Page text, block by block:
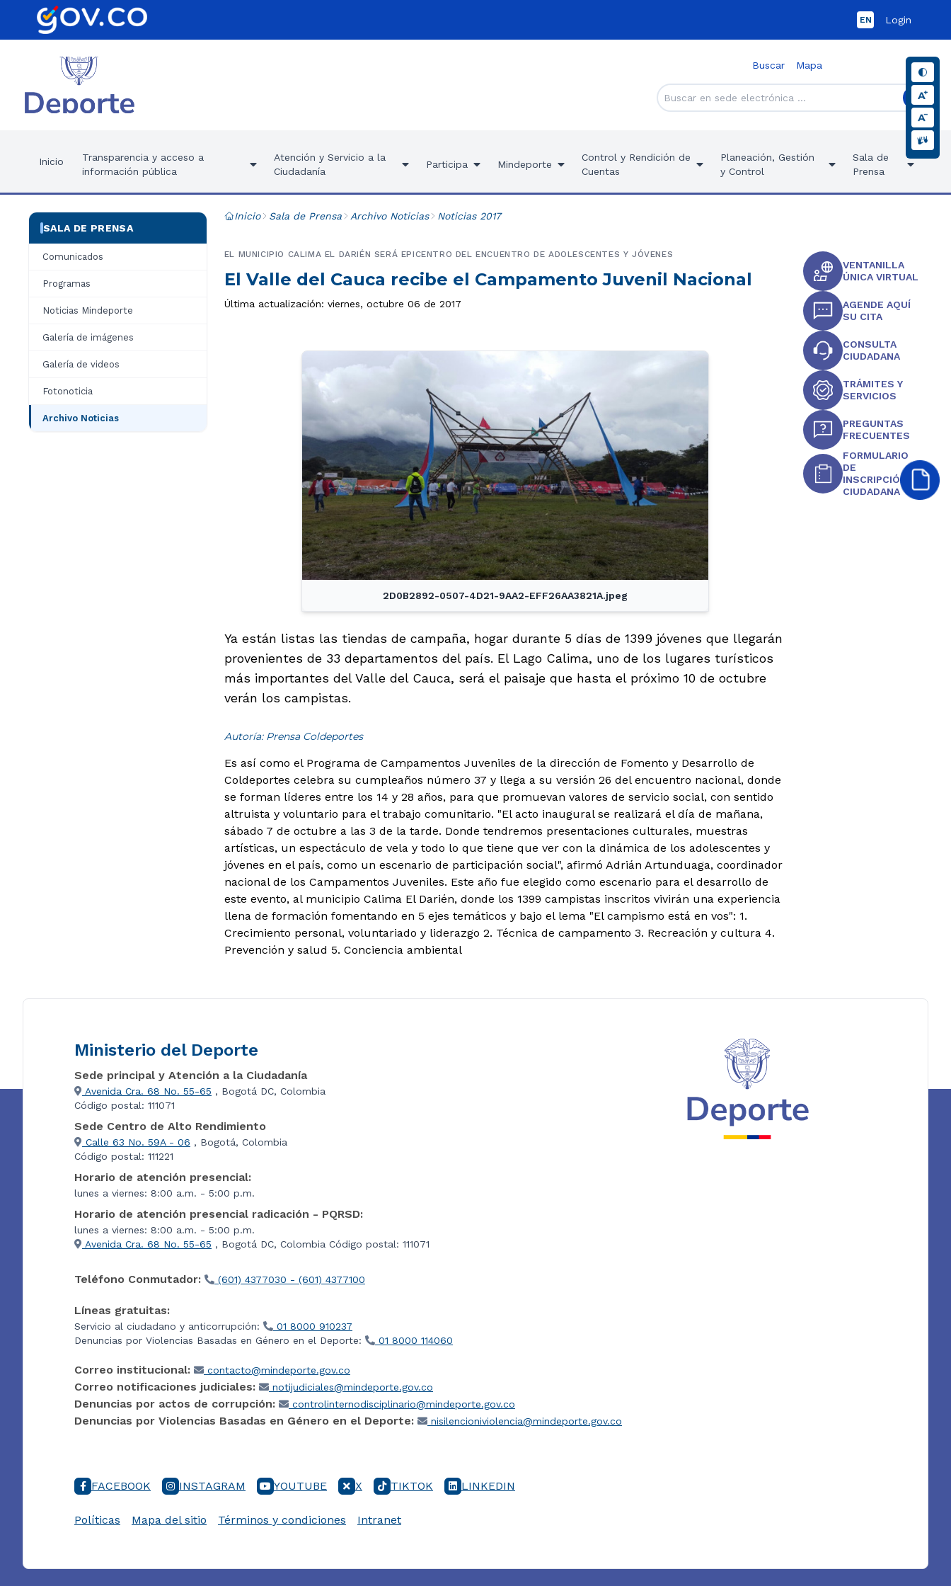
EN Login
Buscar Mapa
Inicio
Transparencia y acceso a
información pública
Atención y Servicio a la
Ciudadanía
Participa Mindeporte
Control y Rendición de
Cuentas
Planeación, Gestión
y Control
Sala de
Prensa
SALA DE PRENSA
Comunicados
Programas
Noticias Mindeporte
Galería de imágenes
Galería de videos
Fotonoticia
Archivo Noticias
Inicio Sala de Prensa Archivo Noticias Noticias 2017
El Valle del Cauca recibe el Campamento Juvenil Nacional
EL MUNICIPIO CALIMA EL DARIÉN SERÁ EPICENTRO DEL ENCUENTRO DE ADOLESCENTES Y JÓVENES
Última actualización: viernes, octubre 06 de 2017
2D0B2892-0507-4D21-9AA2-EFF26AA3821A.jpeg
Ya están listas las tiendas de campaña, hogar durante 5 días de 1399 jóvenes que llegarán
provenientes de 33 departamentos del país. El Lago Calima, uno de los lugares turísticos
más importantes del Valle del Cauca, será el paisaje que hasta el próximo 10 de octubre
verán los campistas.
Autoría: Prensa Coldeportes
Es así como el Programa de Campamentos Juveniles de la dirección de Fomento y Desarrollo de
Coldeportes celebra su cumpleaños número 37 y llega a su versión 26 del encuentro nacional, donde
se forman líderes entre los 14 y 28 años, para que promuevan valores de servicio social, con sentido
altruista y voluntario para el trabajo comunitario. "El acto inaugural se realizará el día de mañana,
sábado 7 de octubre a las 3 de la tarde. Donde tendremos presentaciones culturales, muestras
artísticas, un espectáculo de vela y todo lo que tiene que ver con la dinámica de los adolescentes y
jóvenes en el país, como un escenario de participación social", afirmó Adrián Artunduaga, coordinador
nacional de los Campamentos Juveniles. Este año fue elegido como escenario para el desarrollo de
este evento, al municipio Calima El Darién, donde los 1399 campistas inscritos vivirán una experiencia
llena de formación fomentando en 5 ejes temáticos y bajo el lema "El campismo está en vos": 1.
Crecimiento personal, voluntariado y liderazgo 2. Técnica de campamento 3. Recreación y cultura 4.
Prevención y salud 5. Conciencia ambiental
VENTANILLA
ÚNICA VIRTUAL
AGENDE AQUÍ
SU CITA
CONSULTA
CIUDADANA
TRÁMITES Y
SERVICIOS
PREGUNTAS
FRECUENTES
FORMULARIO
DE
INSCRIPCIÓN
CIUDADANA
Ministerio del Deporte
Sede principal y Atención a la Ciudadanía
Avenida Cra. 68 No. 55-65 , Bogotá DC, Colombia
Código postal: 111071
Sede Centro de Alto Rendimiento
Calle 63 No. 59A - 06 , Bogotá, Colombia
Código postal: 111221
Horario de atención presencial:
lunes a viernes: 8:00 a.m. - 5:00 p.m.
Horario de atención presencial radicación - PQRSD:
lunes a viernes: 8:00 a.m. - 5:00 p.m.
Avenida Cra. 68 No. 55-65 , Bogotá DC, Colombia Código postal: 111071
Teléfono Conmutador: (601) 4377030 - (601) 4377100
Líneas gratuitas:
Servicio al ciudadano y anticorrupción:
01 8000 910237
Denuncias por Violencias Basadas en Género en el Deporte:
01 8000 114060
Correo institucional: contacto@mindeporte.gov.co
Correo notificaciones judiciales: notijudiciales@mindeporte.gov.co
Denuncias por actos de corrupción: controlinternodisciplinario@mindeporte.gov.co
Denuncias por Violencias Basadas en Género en el Deporte: nisilencioniviolencia@mindeporte.gov.co
FACEBOOK INSTAGRAM YOUTUBE X TIKTOK LINKEDIN
Políticas Mapa del sitio Términos y condiciones Intranet